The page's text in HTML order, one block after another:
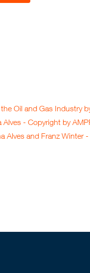
Oil and Gas Industry
Alves - Copyright by
Alves and Franz Winter